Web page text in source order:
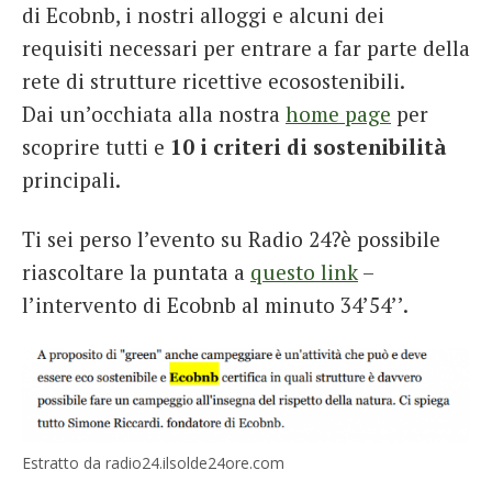
di Ecobnb, i nostri alloggi e alcuni dei
requisiti necessari per entrare a far parte della
rete di strutture ricettive ecosostenibili.
Dai un’occhiata alla nostra home page per
scoprire tutti e 10 i criteri di sostenibilità
principali.
Ti sei perso l’evento su Radio 24?è possibile
riascoltare la puntata a questo link –
l’intervento di Ecobnb al minuto 34’54’’.
Estratto da radio24.ilsolde24ore.com